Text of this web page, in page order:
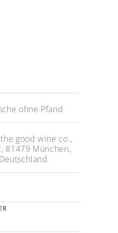
ohne Pfand
good wine co.,
81479 München,